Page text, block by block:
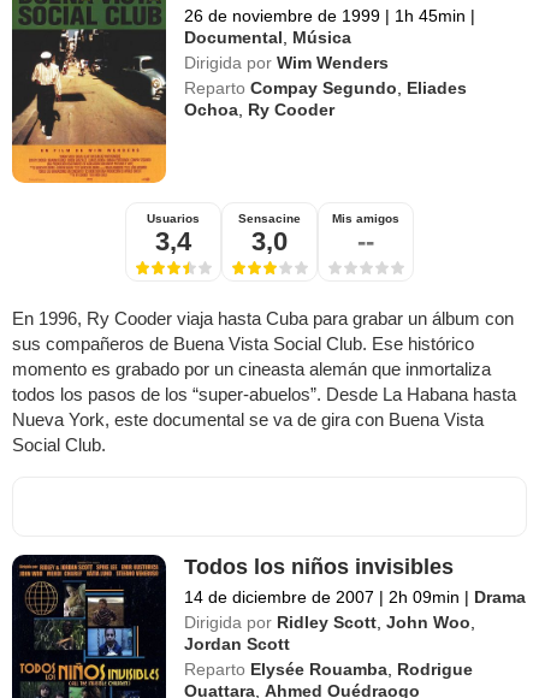
26 de noviembre de 1999 | 1h 45min |
Documental
Música
Dirigida por Wim Wenders
Reparto Compay Segundo
Eliades
Ochoa Ry Cooder
Usuarios
3,4
Sensacine
3,0
Mis amigos
--
En 1996, Ry Cooder viaja hasta Cuba para grabar un álbum con
sus compañeros de Buena Vista Social Club. Ese histórico
momento es grabado por un cineasta alemán que inmortaliza
todos los pasos de los “super-abuelos”. Desde La Habana hasta
Nueva York, este documental se va de gira con Buena Vista
Social Club.
Todos los niños invisibles
14 de diciembre de 2007 | 2h 09min | Drama
Dirigida por Ridley Scott ,John Woo
Jordan Scott
Reparto Elysée Rouamba Rodrigue
Ouattara ,Ahmed Ouédraogo